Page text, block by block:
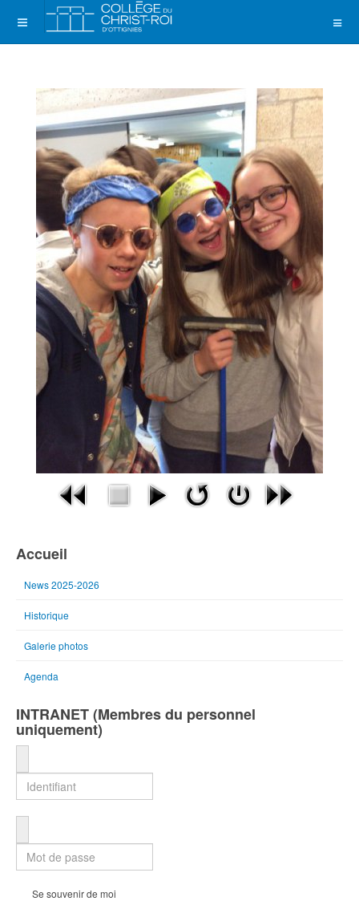
Accueil
News 2025-2026
Historique
Galerie photos
Agenda
INTRANET (Membres du personnel
uniquement)
Se souvenir de moi